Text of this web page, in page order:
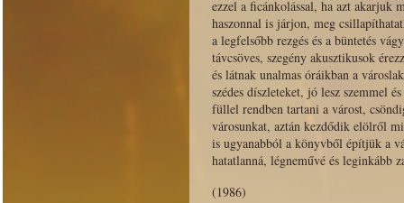
ezzel a ficánkolással, ha azt akarjuk
haszonnal is járjon, meg
a legfelsőbb rezgés és a büntetés
távcsöves, szegény akusztikusok
és látnak unalmas óráikban a
szédes díszleteket, jó lesz szemmel és
füllel rendben tartani a várost,
városunkat, aztán kezdődik elölről
is ugyanabból a könyvből építjük a
­hatatlanná, légneművé és leginkább
(1986)